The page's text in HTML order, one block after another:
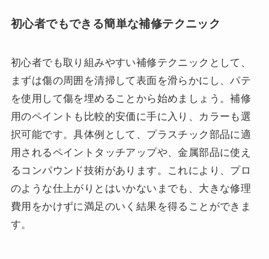
初心者でもできる簡単な補修テクニック
初心者でも取り組みやすい補修テクニックとして、
まずは傷の周囲を清掃して表面を滑らかにし、パテ
を使用して傷を埋めることから始めましょう。補修
用のペイントも比較的安価に手に入り、カラーも選
択可能です。具体例として、プラスチック部品に適
用されるペイントタッチアップや、金属部品に使え
るコンパウンド技術があります。これにより、プロ
のような仕上がりとはいかないまでも、大きな修理
費用をかけずに満足のいく結果を得ることができま
す。